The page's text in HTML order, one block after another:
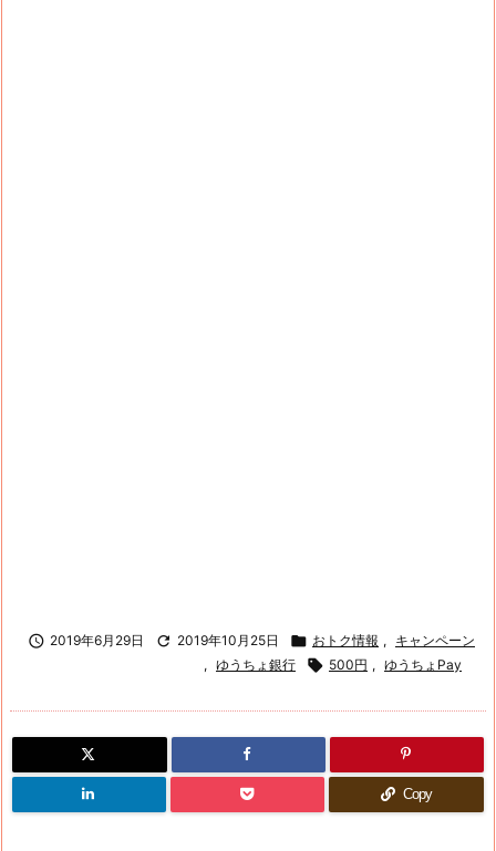
 2019年6月29日  2019年10月25日  おトク情報 ,
キャンペーン
, ゆうちょ銀行  500円 , ゆうちょPay
Copy